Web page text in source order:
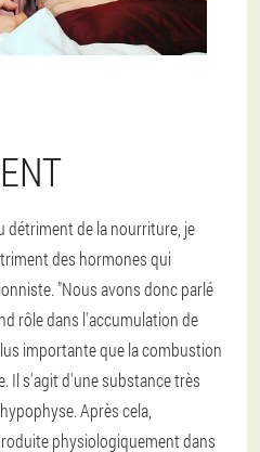
détriment de la nourriture, je
des hormones qui
"Nous avons donc parlé
rôle dans l'accumulation de
importante que la combustion
Il s'agit d'une substance très
Après cela,
physiologiquement dans